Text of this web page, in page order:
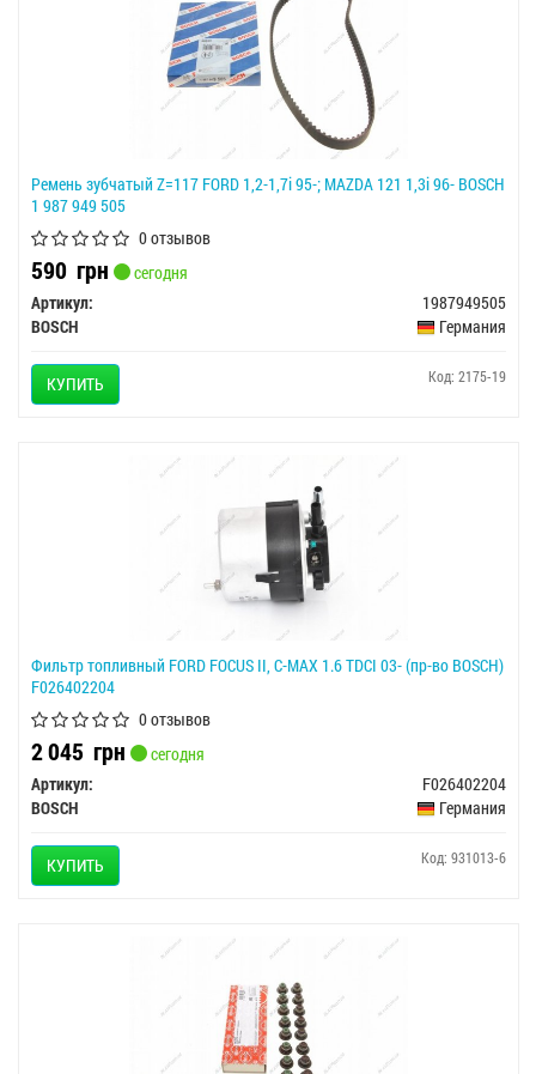
Ремень зубчатый Z=117 FORD 1,2-1,7i 95-; MAZDA 121 1,3i 96- BOSCH
1 987 949 505
0 отзывов
590 грн
сегодня
Артикул:
1987949505
BOSCH
Германия
КУПИТЬ Код: 2175-19
Фильтр топливный FORD FOCUS II, C-MAX 1.6 TDCI 03- (пр-во BOSCH)
F026402204
0 отзывов
2 045 грн
сегодня
Артикул:
F026402204
BOSCH
Германия
КУПИТЬ Код: 931013-6